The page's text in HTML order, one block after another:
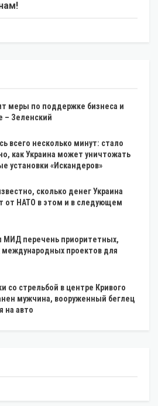
меры по поддержке бизнеса и
– Зеленский
всего несколько минут: стало
как Украина может уничтожать
установки «Искандеров»
сколько денег Украина
от НАТО в этом и в следующем
МИД перечень приоритетных,
проектов для
со стрельбой в центре Кривого
мужчина, вооруженный беглец
на авто